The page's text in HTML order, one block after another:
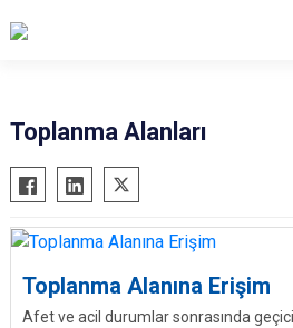
Toplanma Alanları
Toplanma Alanına Erişim
Afet ve acil durumlar sonrasında